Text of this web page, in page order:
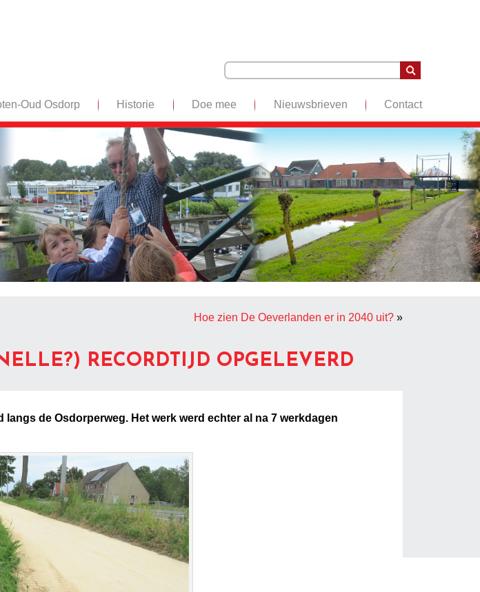
Oud Osdorp Historie Doe mee Nieuwsbrieven Contact
Hoe zien De Oeverlanden er in 2040 uit? »
RECORDTIJD OPGELEVERD
de Osdorperweg. Het werk werd echter al na 7 werkdagen